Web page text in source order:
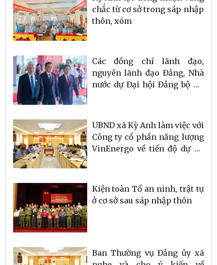
chắc từ cơ sở trong sáp nhập
thôn, xóm
Các đồng chí lãnh đạo,
nguyên lãnh đạo Đảng, Nhà
nước dự Đại hội Đảng bộ Hà
UBND xã Kỳ Anh làm việc với
Công ty cổ phần năng lượng
VinEnergo về tiến độ dự án
Kiện toàn Tổ an ninh, trật tự
ở cơ sở sau sáp nhập thôn
Ban Thường vụ Đảng ủy xã